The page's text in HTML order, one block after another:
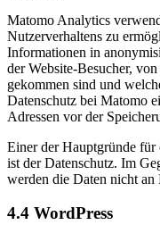
Matomo Analytics
Nutzerverhaltens zu
Informationen in
der Website-Besucher,
gekommen sind und
Datenschutz bei Matomo
Adressen vor der
Einer der Hauptgründe
ist der Datenschutz. Im
werden die Daten nicht an
4.4 WordPress